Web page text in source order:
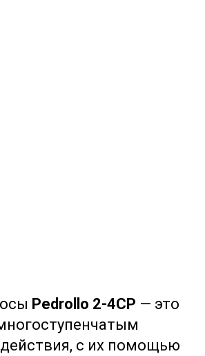
Pedrollo 2-4CP — это
с их помощью